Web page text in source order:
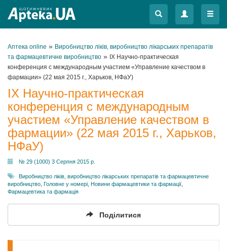
Меню
Меню
Аптека online » Виробництво ліків, виробництво лікарських препаратів
та фармацевтичне виробництво » ІХ Научно-практическая
конференция с международным участием «Управление качеством в
фармации» (22 мая 2015 г., Харьков, НФаУ)
ІХ Научно-практическая
конференция с международным
участием «Управление качеством в
фармации» (22 мая 2015 г., Харьков,
НФаУ)
№ 29 (1000) 3 Серпня 2015 р.
Виробництво ліків, виробництво лікарських препаратів та фармацевтичне
виробництво Головне у номері Новини фармацевтики та фармації
Фармацевтика та фармація
Поділитися